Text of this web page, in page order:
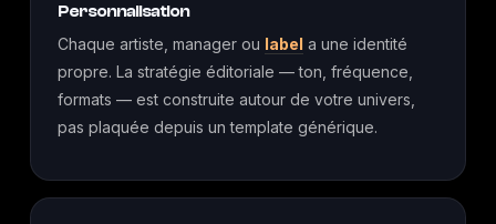
Personnalisation
Chaque artiste, manager ou label a une identité
propre. La stratégie éditoriale — ton, fréquence,
formats — est construite autour de votre univers,
pas plaquée depuis un template générique.